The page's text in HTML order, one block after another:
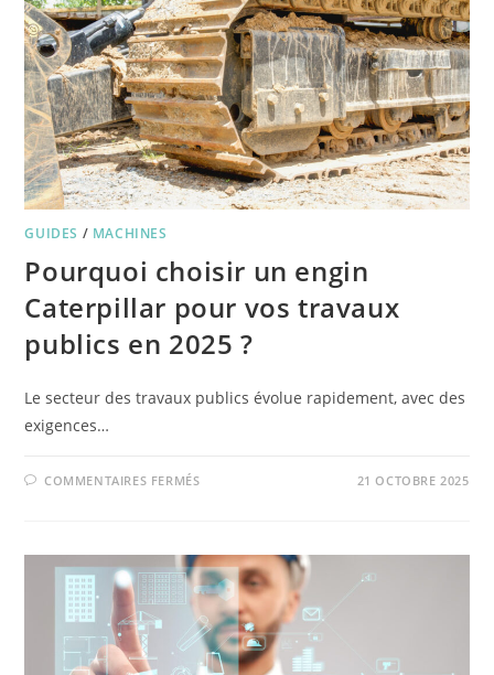
GUIDES / MACHINES
Pourquoi choisir un engin
Caterpillar pour vos travaux
publics en 2025 ?
Le secteur des travaux publics évolue rapidement, avec des
exigences…
COMMENTAIRES FERMÉS 21 OCTOBRE 2025